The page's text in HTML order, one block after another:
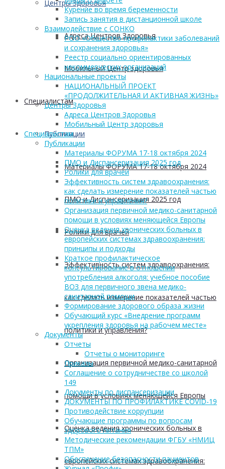
Центры Здоровья
Адреса Центров Здоровья
Мобильный Центр здоровья
Cпециалистам
Публикации
Материалы ФОРУМА 17-18 октября 2024
ПМО и Диспансеризация 2025 год
Ролики для врачей
Эффективность систем здравоохранения:
как сделать измерение показателей частью
политики и управления?
Организация первичной медико-санитарной
помощи в условиях меняющейся Европы
Оценка ведения хронических больных в
европейских системах здравоохранения:
Курение во время беременности
Запись занятия в дистанционной школе
Взаимодействие с СОНКО
РОО «Общество профилактики заболеваний
и сохранения здоровья»
Реестр социально ориентированных
некоммерческих организаций
Национальные проекты
НАЦИОНАЛЬНЫЙ ПРОЕКТ
«ПРОДОЛЖИТЕЛЬНАЯ И АКТИВНАЯ ЖИЗНЬ»
Центры Здоровья
Адреса Центров Здоровья
Мобильный Центр здоровья
Cпециалистам
Публикации
Материалы ФОРУМА 17-18 октября 2024
ПМО и Диспансеризация 2025 год
Ролики для врачей
Эффективность систем здравоохранения:
как сделать измерение показателей частью
политики и управления?
Организация первичной медико-санитарной
помощи в условиях меняющейся Европы
Оценка ведения хронических больных в
европейских системах здравоохранения:
принципы и подходы
Краткое профилактическое
консультирование в отношении
употребления алкоголя: учебное пособие
ВОЗ для первичного звена медико-
санитарной помощи
Формирование здорового образа жизни
Обучающий курс «Внедрение программ
укрепления здоровья на рабочем месте»
Документы
Отчеты
Отчеты о мониторинге
Приказы
Соглашение о сотрудничестве со школой
149
Документы по диспансеризации
ДОКУМЕНТЫ ПО ПРОФИЛАКТИКЕ COVID-19
Противодействие коррупции
Обучающие программы по вопросам
здорового питания
Методические рекомендации ФГБУ «НМИЦ
ТПМ»
Обеспечение безопасности пациентов